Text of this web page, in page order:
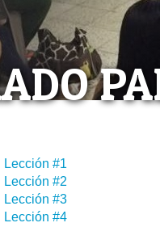
Lección #1
Lección #2
Lección #3
Lección #4